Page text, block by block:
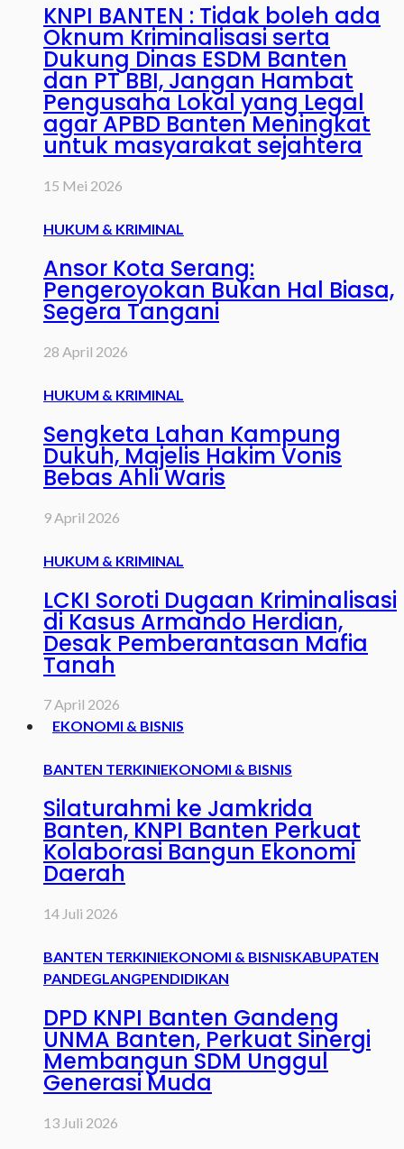
KNPI BANTEN : Tidak boleh ada
Oknum Kriminalisasi serta
Dukung Dinas ESDM Banten
dan PT BBI, Jangan Hambat
Pengusaha Lokal yang Legal
agar APBD Banten Meningkat
untuk masyarakat sejahtera
15 Mei 2026
HUKUM & KRIMINAL
Ansor Kota Serang:
Pengeroyokan Bukan Hal Biasa,
Segera Tangani
28 April 2026
HUKUM & KRIMINAL
Sengketa Lahan Kampung
Dukuh, Majelis Hakim Vonis
Bebas Ahli Waris
9 April 2026
HUKUM & KRIMINAL
LCKI Soroti Dugaan Kriminalisasi
di Kasus Armando Herdian,
Desak Pemberantasan Mafia
Tanah
7 April 2026
EKONOMI & BISNIS
BANTEN TERKINIEKONOMI & BISNIS
Silaturahmi ke Jamkrida
Banten, KNPI Banten Perkuat
Kolaborasi Bangun Ekonomi
Daerah
14 Juli 2026
BANTEN TERKINIEKONOMI & BISNISKABUPATEN
PANDEGLANGPENDIDIKAN
DPD KNPI Banten Gandeng
UNMA Banten, Perkuat Sinergi
Membangun SDM Unggul
Generasi Muda
13 Juli 2026